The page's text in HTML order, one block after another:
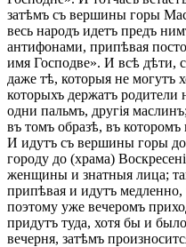
затѣмъ съ вершины горы
весь народъ идетъ предъ
антифонами, припѣвая
имя Господве». И всѣ дѣти,
даже тѣ, которыя не могутъ
которыхъ держатъ родители
одни пальмъ, другія
въ томъ образѣ, въ
И идутъ съ вершины горы
городу до (храма)
женщины и знатныя лица;
припѣвая и идутъ
поэтому уже вечеромъ
придутъ туда, хотя бы и
вечерня, затѣмъ